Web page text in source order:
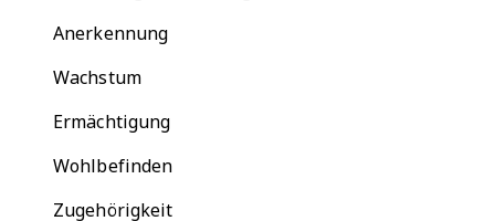
Anerkennung
Wachstum
Ermächtigung
Wohlbefinden
Zugehörigkeit